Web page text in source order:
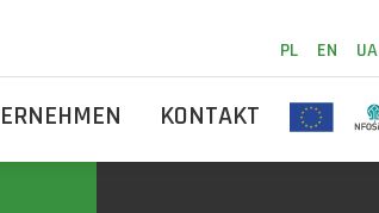
PL EN UA
KONTAKT